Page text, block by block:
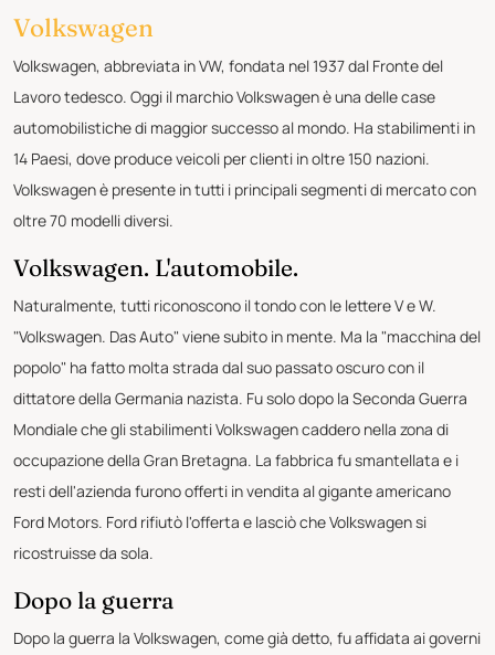
Volkswagen
Volkswagen, abbreviata in VW, fondata nel 1937 dal Fronte del
Lavoro tedesco. Oggi il marchio Volkswagen è una delle case
automobilistiche di maggior successo al mondo. Ha stabilimenti in
14 Paesi, dove produce veicoli per clienti in oltre 150 nazioni.
Volkswagen è presente in tutti i principali segmenti di mercato con
oltre 70 modelli diversi.
Volkswagen. L'automobile.
Naturalmente, tutti riconoscono il tondo con le lettere V e W.
"Volkswagen. Das Auto" viene subito in mente. Ma la "macchina del
popolo" ha fatto molta strada dal suo passato oscuro con il
dittatore della Germania nazista. Fu solo dopo la Seconda Guerra
Mondiale che gli stabilimenti Volkswagen caddero nella zona di
occupazione della Gran Bretagna. La fabbrica fu smantellata e i
resti dell'azienda furono offerti in vendita al gigante americano
Ford Motors. Ford rifiutò l'offerta e lasciò che Volkswagen si
ricostruisse da sola.
Dopo la guerra
Dopo la guerra la Volkswagen, come già detto, fu affidata ai governi